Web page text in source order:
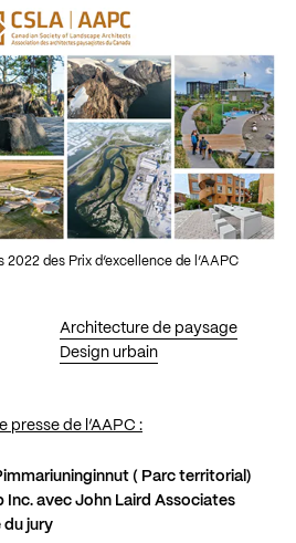
Architecture de paysage
Design urbain
des Prix d’excellence de l’AAPC
presse de l’AAPC :
( Parc territorial)
Inc. avec John Laird Associates
du jury